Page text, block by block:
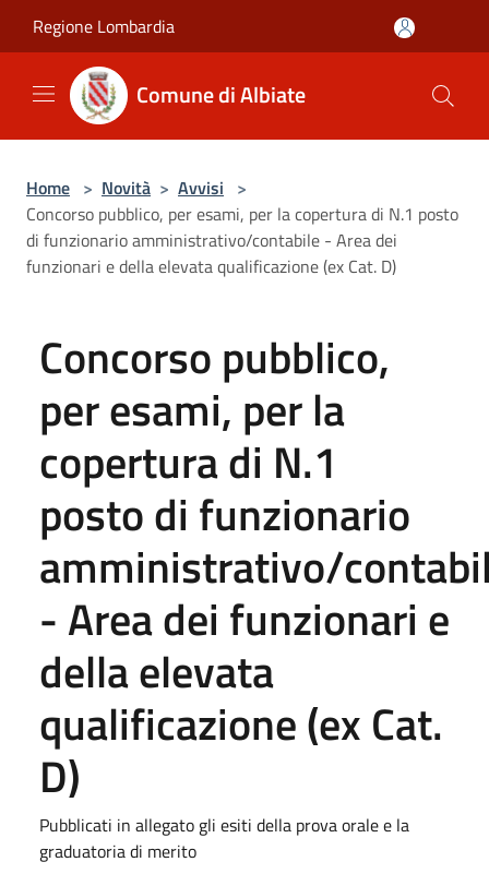
Regione Lombardia
Comune di Albiate
Home > Novità > Avvisi >
Concorso pubblico, per esami, per la copertura di N.1 posto
di funzionario amministrativo/contabile - Area dei
funzionari e della elevata qualificazione (ex Cat. D)
Concorso pubblico,
per esami, per la
copertura di N.1
posto di funzionario
amministrativo/
- Area dei funzionari e
della elevata
qualificazione (ex Cat.
D)
Pubblicati in allegato gli esiti della prova orale e la
graduatoria di merito